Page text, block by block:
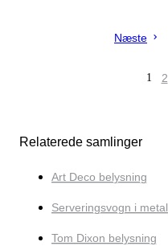
Næste
1 2
Relaterede samlinger
Art Deco belysning
Serveringsvogn i metal
Tom Dixon belysning